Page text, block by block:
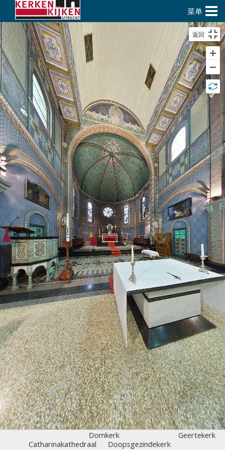
菜单
返回
Catharinakathedraal
Domkerk
Doopsgezindekerk
Geertekerk